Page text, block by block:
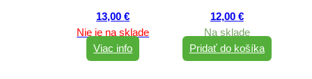
13,00€
Nie je na sklade
Viac info
12,00 €
Na sklade
Pridať do košíka